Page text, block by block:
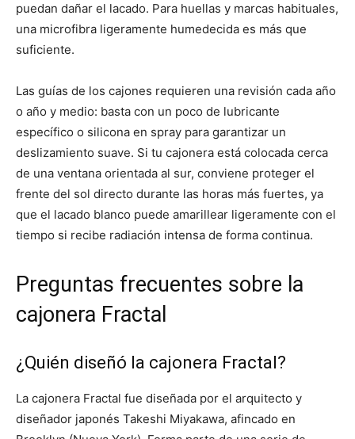
puedan dañar el lacado. Para huellas y marcas habituales,
una microfibra ligeramente humedecida es más que
suficiente.
Las guías de los cajones requieren una revisión cada año
o año y medio: basta con un poco de lubricante
específico o silicona en spray para garantizar un
deslizamiento suave. Si tu cajonera está colocada cerca
de una ventana orientada al sur, conviene proteger el
frente del sol directo durante las horas más fuertes, ya
que el lacado blanco puede amarillear ligeramente con el
tiempo si recibe radiación intensa de forma continua.
Preguntas frecuentes sobre la
cajonera Fractal
¿Quién diseñó la cajonera Fractal?
La cajonera Fractal fue diseñada por el arquitecto y
diseñador japonés Takeshi Miyakawa, afincado en